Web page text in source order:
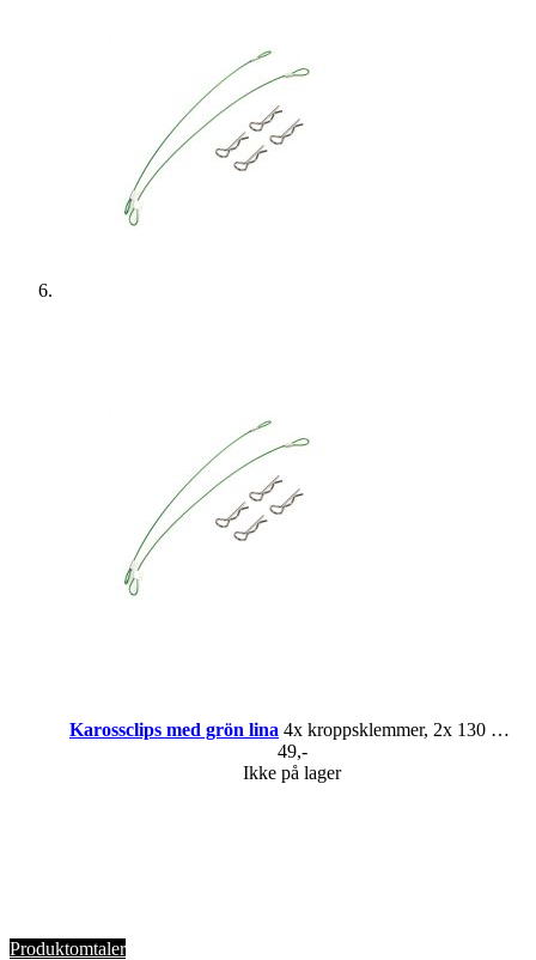
Karossclips med grön lina 4x kroppsklemmer, 2x 130 mm tau
49,-
Ikke på lager
Produktomtaler